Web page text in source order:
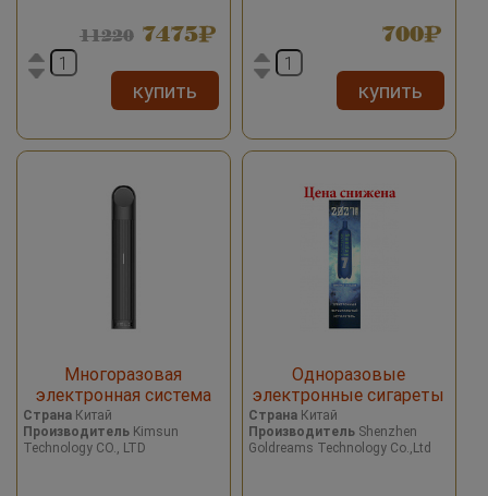
112207475
купить
700
купить
Многоразовая
электронная система
RELX Essential Black
Страна Китай
Производитель Kimsun
Technology CO., LTD
Одноразовые
электронные сигареты
2027 Date 7 Grape Ice/
Виноград со льдом 2000
затяжек
СтранаКитай
ПроизводительShenzhen
Goldreams Technology Co.,Ltd